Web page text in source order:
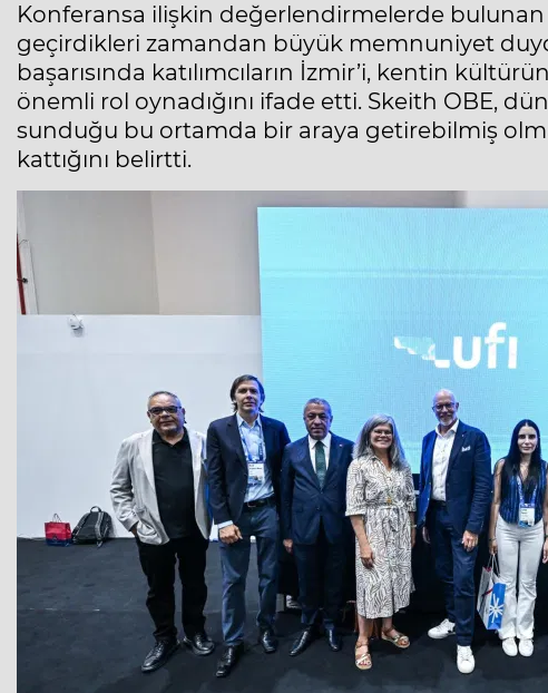
Konferansa ilişkin değerlendirmelerde bulunan
geçirdikleri zamandan büyük memnuniyet
başarısında katılımcıların İzmir’i, kentin
önemli rol oynadığını ifade etti. Skeith OBE,
sunduğu bu ortamda bir araya getirebilmiş
kattığını belirtti.